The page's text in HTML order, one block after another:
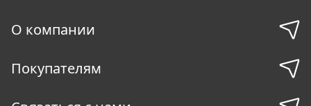
О компании
Покупателям